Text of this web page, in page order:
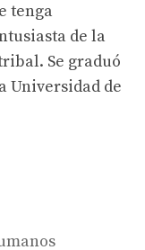
tenga
de la
Se graduó
Universidad de